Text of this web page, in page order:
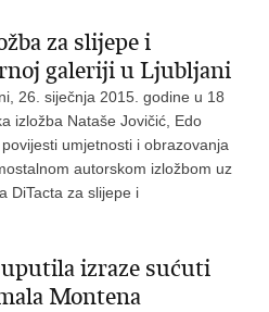
za slijepe i
galeriji u Ljubljani
26. siječnja 2015. godine u 18
izložba Nataše Jovičić, Edo
umjetnosti i obrazovanja
autorskom izložbom uz
DiTacta za slijepe i
izraze sućuti
Montena